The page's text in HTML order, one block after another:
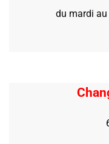
du mardi